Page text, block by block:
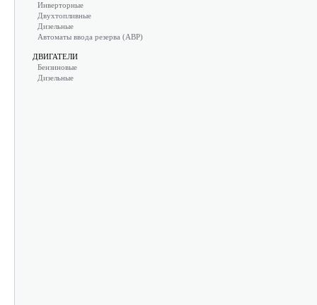
Инверторные
Двухтопливные
Дизельные
Автоматы ввода резерва (АВР)
ДВИГАТЕЛИ
Бензиновые
Дизельные